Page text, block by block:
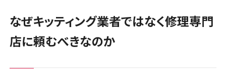
なぜキッティング業者ではなく修理専門
店に頼むべきなのか